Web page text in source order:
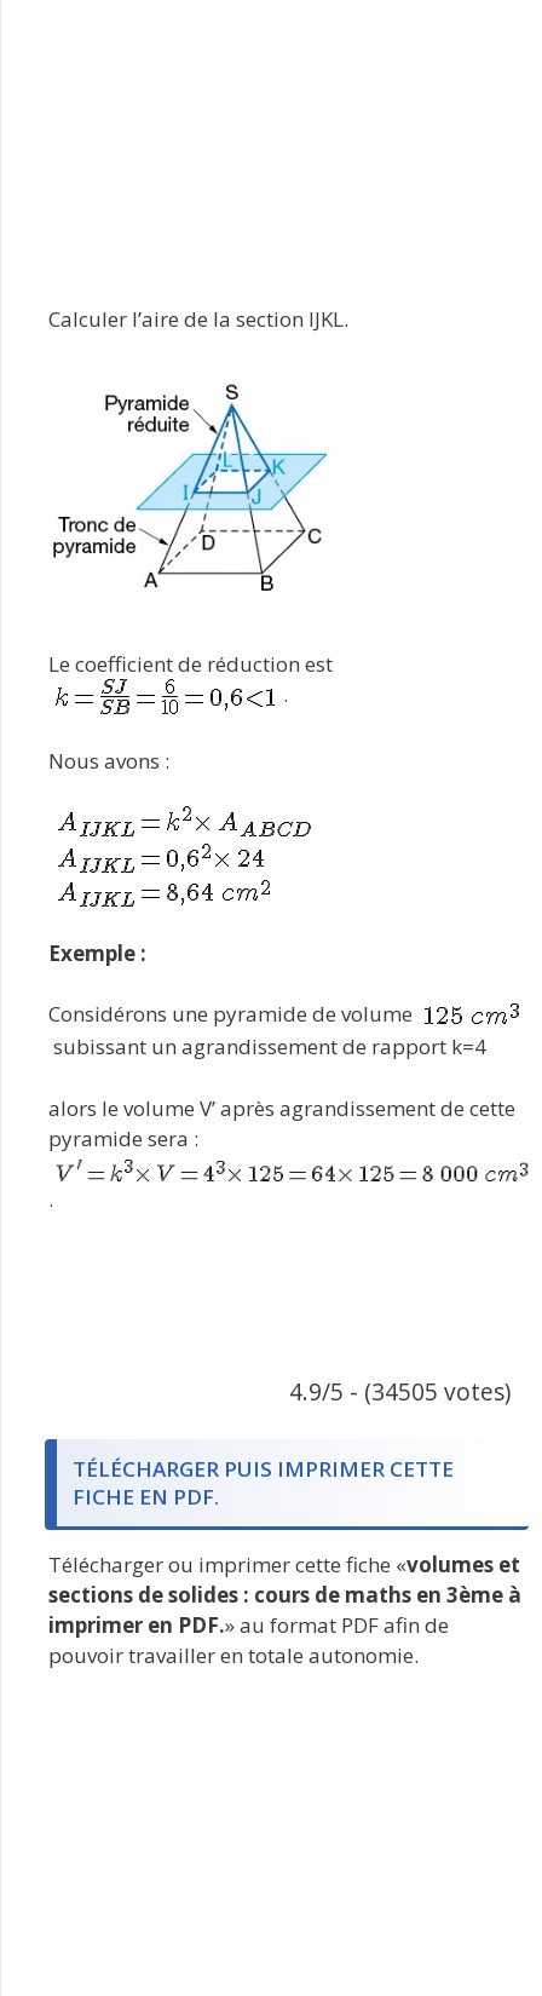
Calculer l’aire de la section IJKL.
Le coefficient de réduction est
.
Nous avons :
Exemple :
Considérons une pyramide de volume
subissant un agrandissement de rapport k=4
alors le volume V’ après agrandissement de cette
pyramide sera :
.
4.9/5 - (34505 votes)
TÉLÉCHARGER PUIS IMPRIMER CETTE
FICHE EN PDF.
Télécharger ou imprimer cette fiche «volumes et
sections de solides : cours de maths en 3ème à
imprimer en PDF.» au format PDF afin de
pouvoir travailler en totale autonomie.